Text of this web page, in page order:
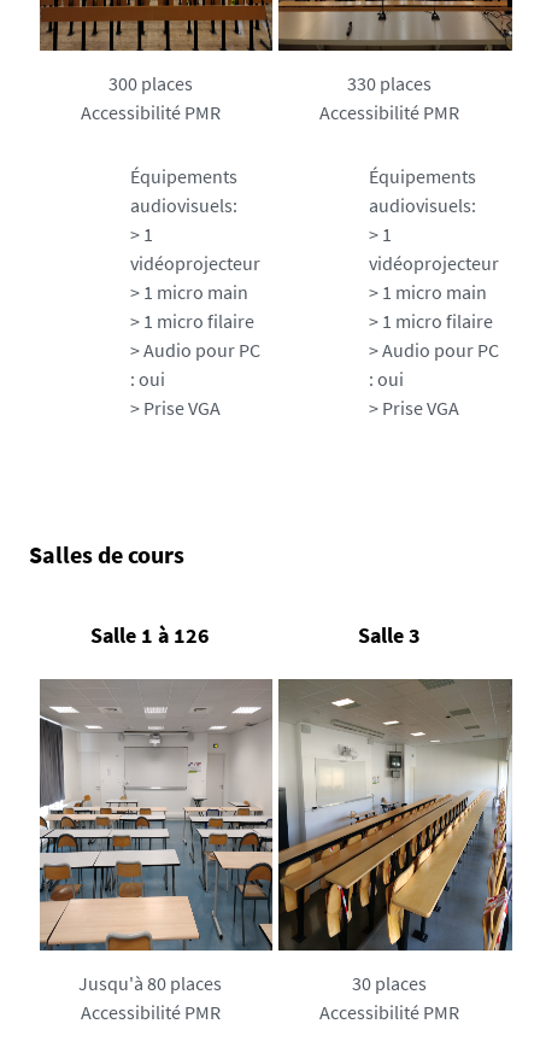
300 places
Accessibilité PMR
330 places
Accessibilité PMR
Équipements
audiovisuels:
> 1
vidéoprojecteur
> 1 micro main
> 1 micro filaire
> Audio pour PC
: oui
> Prise VGA
Équipements
audiovisuels:
> 1
vidéoprojecteur
> 1 micro main
> 1 micro filaire
> Audio pour PC
: oui
> Prise VGA
Salles de cours
Salle 1 à 126 Salle 3
Jusqu'à 80 places
Accessibilité PMR
30 places
Accessibilité PMR